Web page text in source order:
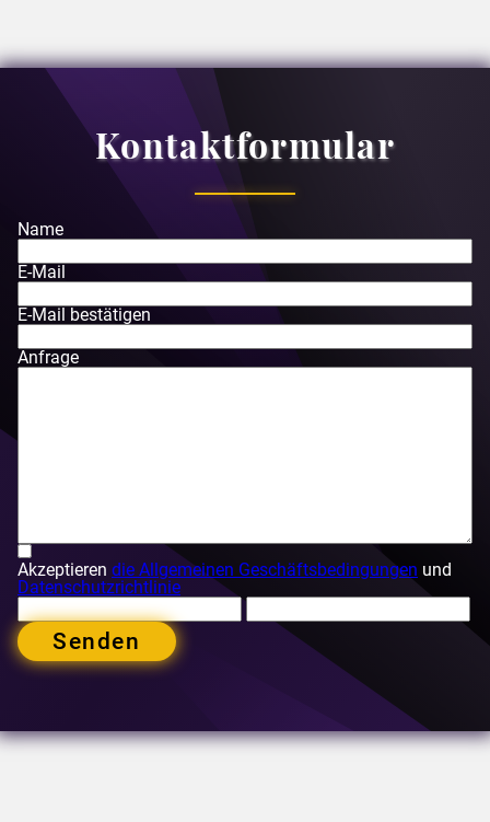
Kontaktformular
Name
E-Mail
E-Mail bestätigen
Anfrage
Akzeptieren die Allgemeinen Geschäftsbedingungen und
Datenschutzrichtlinie
Senden